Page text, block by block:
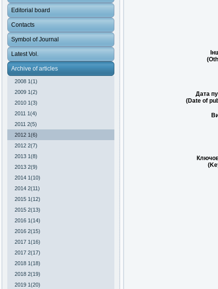
Editorial board
Contacts
Symbol of Journal
Latest Vol.
Archive of articles
2008 1(1)
2009 1(2)
2010 1(3)
2011 1(4)
2011 2(5)
2012 1(6)
2012 2(7)
2013 1(8)
2013 2(9)
2014 1(10)
2014 2(11)
2015 1(12)
2015 2(13)
2016 1(14)
2016 2(15)
2017 1(16)
2017 2(17)
2018 1(18)
2018 2(19)
2019 1(20)
Дата
(Date of